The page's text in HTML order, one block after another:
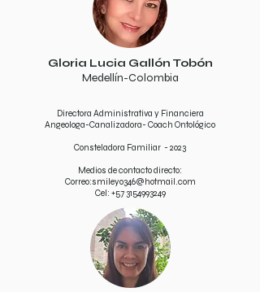
Gloria Lucia Gallón Tobón
Medellín-Colombia
Directora Administrativa y Financiera
Angeologa-Canalizadora- Coach Ontológico
Consteladora Familiar - 2023
Medios de contacto directo:
Correo:smiley0346@hotmail.com
Cel: +57 3154993249